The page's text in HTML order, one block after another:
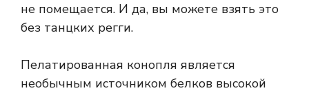
не помещается. И да, вы можете взять это
без танцких регги.
Пелатированная конопля является
необычным источником белков высокой